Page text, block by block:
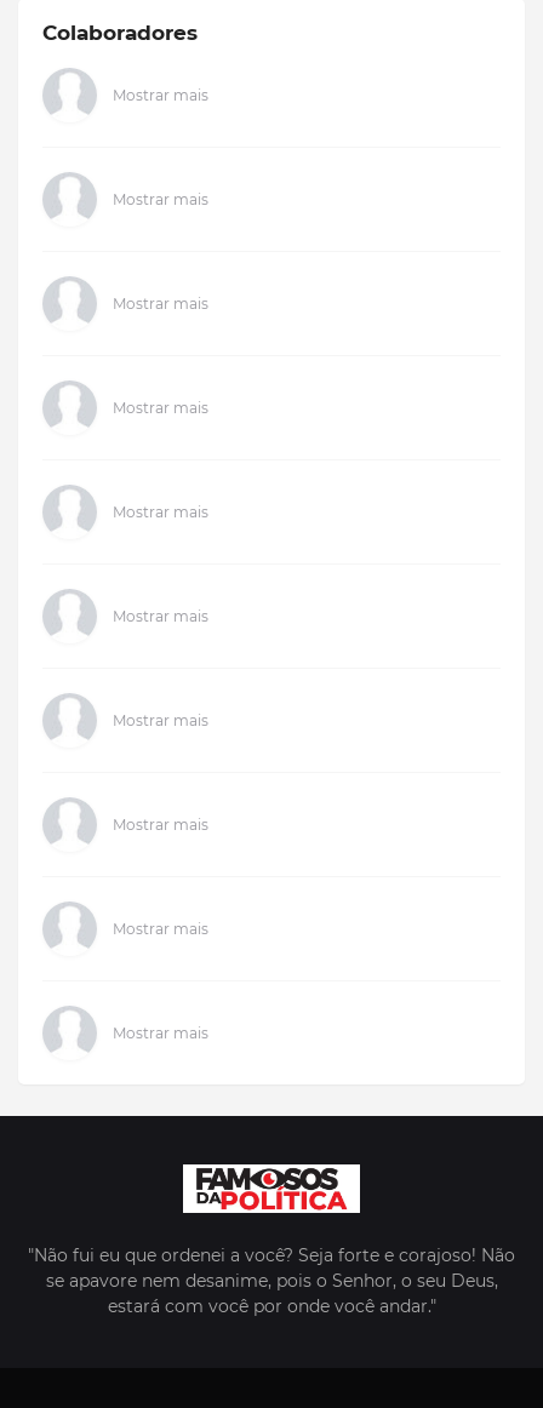
Colaboradores
Mostrar mais
Mostrar mais
Mostrar mais
Mostrar mais
Mostrar mais
Mostrar mais
Mostrar mais
Mostrar mais
Mostrar mais
Mostrar mais
"Não fui eu que ordenei a você? Seja forte e corajoso! Não
se apavore nem desanime, pois o Senhor, o seu Deus,
estará com você por onde você andar."